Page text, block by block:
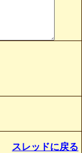
スレッドに戻る